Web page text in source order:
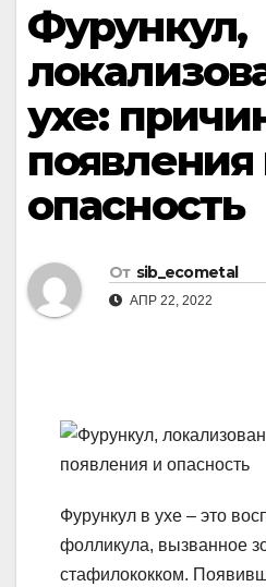
Фурункул,
ухе:
появления
опасность
От sib_ecometal
АПР 22, 2022
Фурункул в ухе – это
фолликула, вызванное
стафилококком.